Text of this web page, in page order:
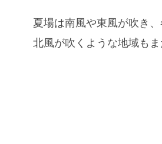
夏場は南風や東風が吹き
北風が吹くような地域もま